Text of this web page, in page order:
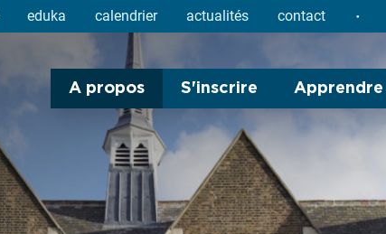
eduka calendrier actualités contact
A propos S'inscrire Apprendre